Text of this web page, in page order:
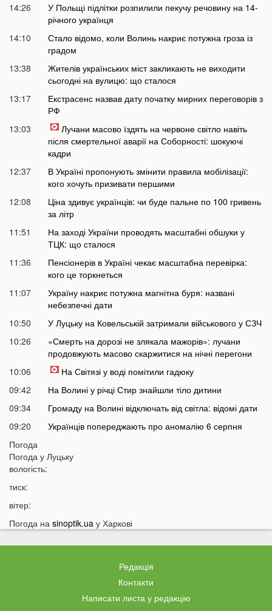
14:26
У Польщі підлітки розпилили пекучу речовину на 14-
річного українця
14:10
Стало відомо, коли Волинь накриє потужна гроза із
градом
13:38
Жителів українських міст закликають не виходити
сьогодні на вулицю: що сталося
13:17
Екстрасенс назвав дату початку мирних переговорів з
РФ
13:03
Лучани масово їздять на червоне світло навіть
після смертельної аварії на Соборності: шокуючі
кадри
12:37
В Україні пропонують змінити правила мобілізації:
кого хочуть призивати першими
12:08
Ціна здивує українців: чи буде пальне по 100 гривень
за літр
11:51
На заході України проводять масштабні обшуки у
ТЦК: що сталося
11:36
Пенсіонерів в Україні чекає масштабна перевірка:
кого це торкнеться
11:07
Україну накриє потужна магнітна буря: названі
небезпечні дати
10:50
У Луцьку на Ковельській затримали військового у СЗЧ
10:26
«Смерть на дорозі не злякала мажорів»: лучани
продовжують масово скаржитися на нічні перегони
10:06
На Світязі у воді помітили гадюку
09:42
На Волині у річці Стир знайшли тіло дитини
09:34
Громаду на Волині відключать від світла: відомі дати
09:20
Українців попереджають про аномалію 6 серпня
09:05
вважався зниклим безвісти
21:32
20:21
Ці продукти потрібно викинути через 48 годин: вони
можуть бути небезпечними
кого це стосується
Що категорично заборонено робити на Яблучний
Спас: повний перелік
Погода
Погода у Луцьку
вологість:
тиск:
вітер:
Погода на sinoptik.ua у Харкові
Редакція
Контакти
Написати листа у редакцію